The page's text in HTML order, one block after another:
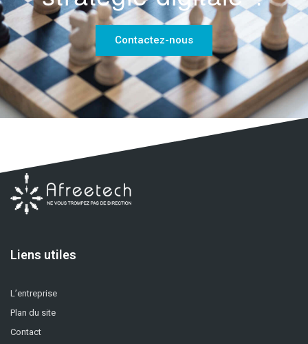
Contactez-nous
Liens utiles
L’entreprise
Plan du site
Contact